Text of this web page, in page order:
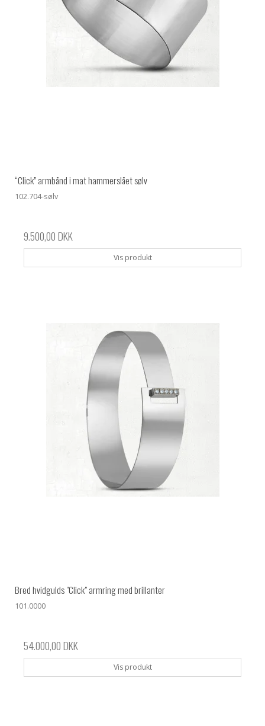
“Click” armbånd i mat hammerslået sølv
102.704-sølv
9.500,00 DKK
Vis produkt
Bred hvidgulds "Click" armring med brillanter
101.0000
54.000,00 DKK
Vis produkt